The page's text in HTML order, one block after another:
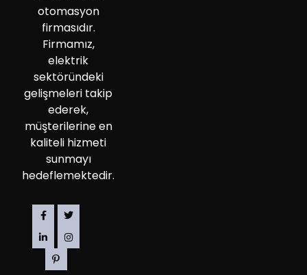
otomasyon
firmasıdır.
Firmamız,
elektrik
sektöründeki
gelişmeleri takip
ederek,
müşterilerine en
kaliteli hizmeti
sunmayı
hedeflemektedir.